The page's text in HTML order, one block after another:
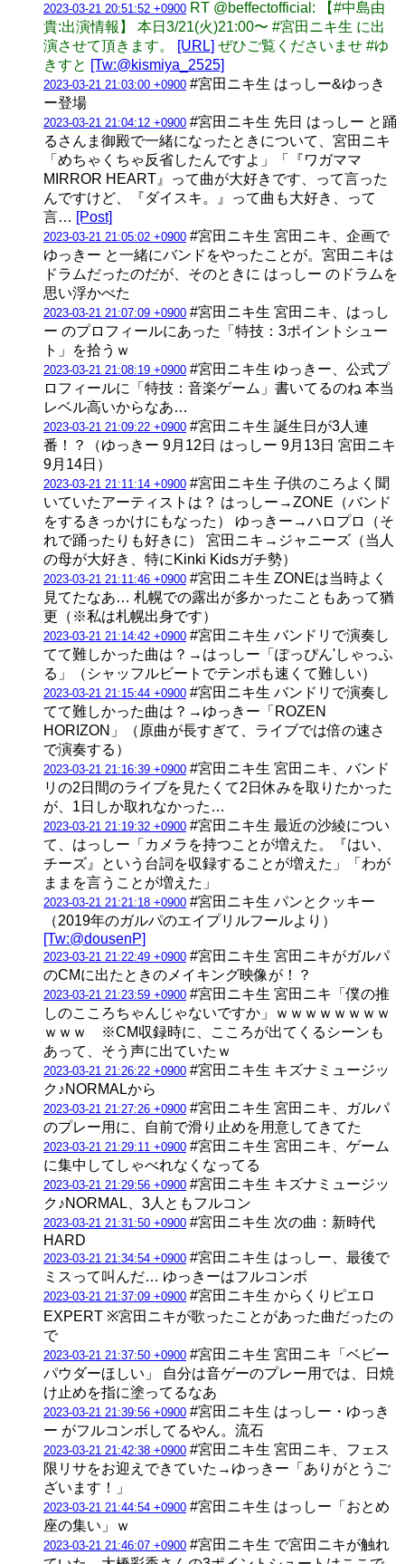
2023-03-21 20:51:52 +0900 RT @beffectofficial: 【#中島由
貴:出演情報】 本日3/21(火)21:00〜 #宮田ニキ生 に出
演させて頂きます。
[URL] ぜひご覧くださいませ #ゆ
きすと [Tw:@kismiya_2525]
2023-03-21 21:03:00 +0900 #宮田ニキ生 はっしー&ゆっき
ー登場
2023-03-21 21:04:12 +0900 #宮田ニキ生 先日 はっしー と踊
るさんま御殿で一緒になったときについて、宮田ニキ
「めちゃくちゃ反省したんですよ」「『ワガママ
MIRROR HEART』って曲が大好きです、って言った
んですけど、『ダイスキ。』って曲も大好き、って
言… [Post]
2023-03-21 21:05:02 +0900 #宮田ニキ生 宮田ニキ、企画で
ゆっきー と一緒にバンドをやったことが。宮田ニキは
ドラムだったのだが、そのときに はっしー のドラムを
思い浮かべた
2023-03-21 21:07:09 +0900 #宮田ニキ生 宮田ニキ、はっし
ー のプロフィールにあった「特技：3ポイントシュー
ト」を拾うｗ
2023-03-21 21:08:19 +0900 #宮田ニキ生 ゆっきー、公式プ
ロフィールに「特技：音楽ゲーム」書いてるのね 本当
レベル高いからなあ…
2023-03-21 21:09:22 +0900 #宮田ニキ生 誕生日が3人連
番！？（ゆっきー 9月12日 はっしー 9月13日 宮田ニキ
9月14日）
2023-03-21 21:11:14 +0900 #宮田ニキ生 子供のころよく聞
いていたアーティストは？ はっしー→ZONE（バンド
をするきっかけにもなった） ゆっきー→ハロプロ（そ
れで踊ったりも好きに） 宮田ニキ→ジャニーズ（当人
の母が大好き、特にKinki Kidsガチ勢）
2023-03-21 21:11:46 +0900 #宮田ニキ生 ZONEは当時よく
見てたなあ… 札幌での露出が多かったこともあって猶
更（※私は札幌出身です）
2023-03-21 21:14:42 +0900 #宮田ニキ生 バンドリで演奏し
てて難しかった曲は？→はっしー「ぽっぴん'しゃっふ
る」（シャッフルビートでテンポも速くて難しい）
2023-03-21 21:15:44 +0900 #宮田ニキ生 バンドリで演奏し
てて難しかった曲は？→ゆっきー「ROZEN
HORIZON」（原曲が長すぎて、ライブでは倍の速さ
で演奏する）
2023-03-21 21:16:39 +0900 #宮田ニキ生 宮田ニキ、バンド
リの2日間のライブを見たくて2日休みを取りたかった
が、1日しか取れなかった…
2023-03-21 21:19:32 +0900 #宮田ニキ生 最近の沙綾につい
て、はっしー「カメラを持つことが増えた。『はい、
チーズ』という台詞を収録することが増えた」「わが
ままを言うことが増えた」
2023-03-21 21:21:18 +0900 #宮田ニキ生 パンとクッキー
（2019年のガルパのエイプリルフールより）
[Tw:@dousenP]
2023-03-21 21:22:49 +0900 #宮田ニキ生 宮田ニキがガルパ
のCMに出たときのメイキング映像が！？
2023-03-21 21:23:59 +0900 #宮田ニキ生 宮田ニキ「僕の推
しのこころちゃんじゃないですか」ｗｗｗｗｗｗｗｗ
ｗｗｗ ※CM収録時に、こころが出てくるシーンも
あって、そう声に出ていたｗ
2023-03-21 21:26:22 +0900 #宮田ニキ生 キズナミュージッ
ク♪NORMALから
2023-03-21 21:27:26 +0900 #宮田ニキ生 宮田ニキ、ガルパ
のプレー用に、自前で滑り止めを用意してきてた
2023-03-21 21:29:11 +0900 #宮田ニキ生 宮田ニキ、ゲーム
に集中してしゃべれなくなってる
2023-03-21 21:29:56 +0900 #宮田ニキ生 キズナミュージッ
ク♪NORMAL、3人ともフルコン
2023-03-21 21:31:50 +0900 #宮田ニキ生 次の曲：新時代
HARD
2023-03-21 21:34:54 +0900 #宮田ニキ生 はっしー、最後で
ミスって叫んだ… ゆっきーはフルコンボ
2023-03-21 21:37:09 +0900 #宮田ニキ生 からくりピエロ
EXPERT ※宮田ニキが歌ったことがあった曲だったの
で
2023-03-21 21:37:50 +0900 #宮田ニキ生 宮田ニキ「ベビー
パウダーほしい」 自分は音ゲーのプレー用では、日焼
け止めを指に塗ってるなあ
2023-03-21 21:39:56 +0900 #宮田ニキ生 はっしー・ゆっき
ー がフルコンボしてるやん。流石
2023-03-21 21:42:38 +0900 #宮田ニキ生 宮田ニキ、フェス
限リサをお迎えできていた→ゆっきー「ありがとうご
ざいます！」
2023-03-21 21:44:54 +0900 #宮田ニキ生 はっしー「おとめ
座の集い」ｗ
2023-03-21 21:46:07 +0900 #宮田ニキ生 で宮田ニキが触れ